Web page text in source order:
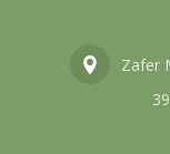
Zafer